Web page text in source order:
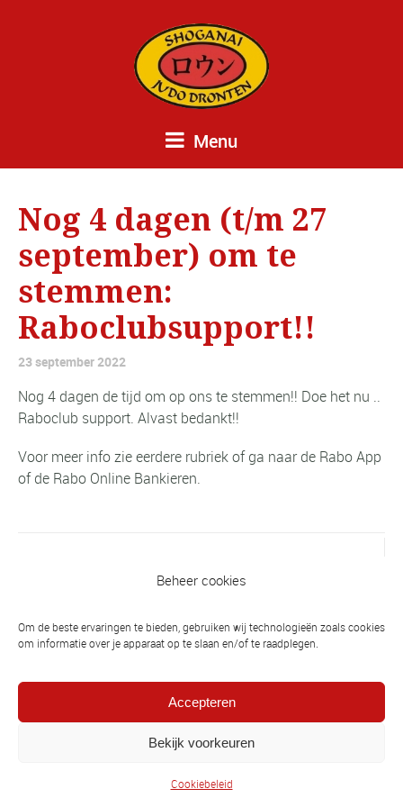
Beheer cookies
Om de beste ervaringen te bieden, gebruiken wij technologieën zoals cookies
om informatie over je apparaat op te slaan en/of te raadplegen.
Accepteren
Bekijk voorkeuren
Cookiebeleid
Menu
Nog 4 dagen (t/m 27
september) om te
stemmen:
Raboclubsupport!!
23 september 2022
Nog 4 dagen de tijd om op ons te stemmen!! Doe het nu ..
Raboclub support. Alvast bedankt!!
Voor meer info zie eerdere rubriek of ga naar de Rabo App
of de Rabo Online Bankieren.
Gezocht: vrijwilligers voor schoonmaak
Volgend bericht
incl. bbq